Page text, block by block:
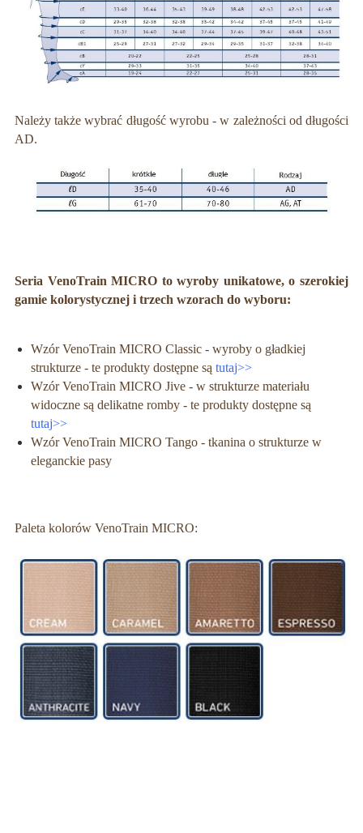
Należy także wybrać długość wyrobu - w zależności od długości
AD.
Seria VenoTrain MICRO to wyroby unikatowe, o szerokiej
gamie kolorystycznej i trzech wzorach do wyboru:
Wzór VenoTrain MICRO Classic - wyroby o gładkiej
strukturze - te produkty dostępne są tutaj>>
Wzór VenoTrain MICRO Jive - w strukturze materiału
widoczne są delikatne romby - te produkty dostępne są
tutaj>>
Wzór VenoTrain MICRO Tango - tkanina o strukturze w
eleganckie pasy
Paleta kolorów VenoTrain MICRO: